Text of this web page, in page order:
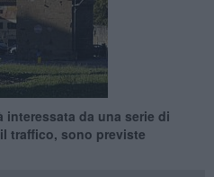
interessata da una serie di
traffico, sono previste